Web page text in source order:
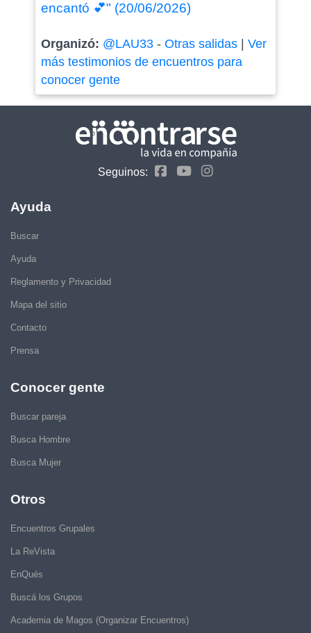
encantó 💕" (20/06/2026)
Organizó: @LAU33- Otras salidas| Ver
más testimonios de encuentros para
conocer gente
Seguinos:
Ayuda
Buscar
Ayuda
Reglamento y Privacidad
Mapa del sitio
Contacto
Prensa
Conocer gente
Buscar pareja
Busca Hombre
Busca Mujer
Otros
Encuentros Grupales
La ReVista
EnQués
Buscá los Grupos
Academia de Magos (Organizar Encuentros)